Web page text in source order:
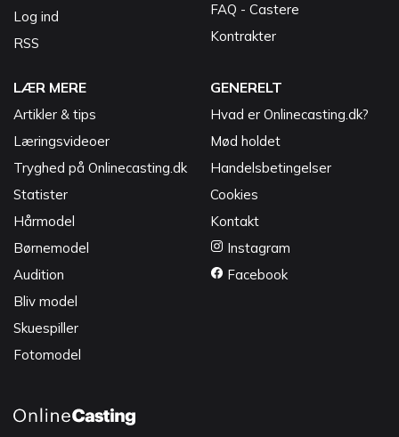
Log ind
RSS
FAQ - Castere
Kontrakter
LÆR MERE
Artikler & tips
Læringsvideoer
Tryghed på Onlinecasting.dk
Statister
Hårmodel
Børnemodel
Audition
Bliv model
Skuespiller
Fotomodel
GENERELT
Hvad er Onlinecasting.dk?
Mød holdet
Handelsbetingelser
Cookies
Kontakt
Instagram
Facebook